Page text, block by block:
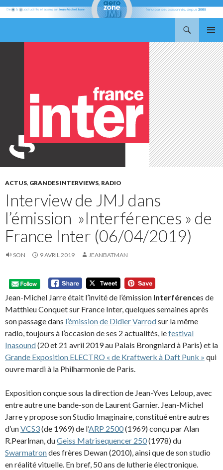
MENU
ACTUS, GRANDES INTERVIEWS, RADIO
Interview de JMJ dans
l’émission »Interférences » de
France Inter (06/04/2019)
SON 9 AVRIL 2019 JEANBATMAN
Jean-Michel Jarre était l’invité de l’émission Interférences de
Matthieu Conquet sur France Inter, quelques semaines après
son passage dans l’émission de Didier Varrodsur la même
radio, toujours à l’occasion de ses 2 actualités, lefestival
Inasound(20 et 21 avril 2019 au Palais Brongniard à Paris) et la
Grande Exposition ELECTRO « de Kraftwerk à Daft Punk » qui
ouvre mardi à la Philharmonie de Paris.
Exposition conçue sous la direction de Jean-Yves Leloup, avec
entre autre une bande-son de Laurent Garnier. Jean-Michel
Jarre y propose son Studio Imaginaire, constitué entre autres
d’unVCS3(de 1969) de l’ARP 2500(1969) conçu par Alan
R.Pearlman, duGeiss Matrisequencer 250(1978) du
Swarmatrondes frères Dewan (2010), ainsi que de son studio
en réalité vituelle. En bref, 50 ans de lutherie électronique.